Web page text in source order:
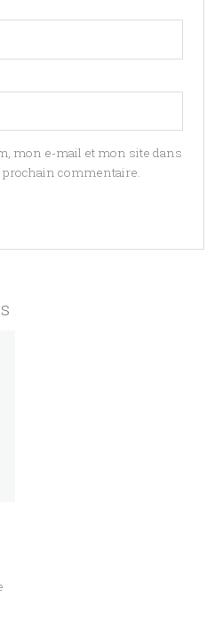
mon e-mail et mon site dans
commentaire.